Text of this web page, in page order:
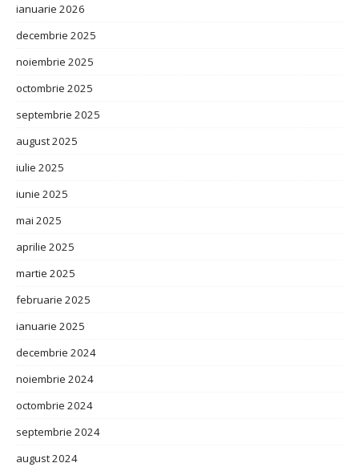
ianuarie 2026
decembrie 2025
noiembrie 2025
octombrie 2025
septembrie 2025
august 2025
iulie 2025
iunie 2025
mai 2025
aprilie 2025
martie 2025
februarie 2025
ianuarie 2025
decembrie 2024
noiembrie 2024
octombrie 2024
septembrie 2024
august 2024